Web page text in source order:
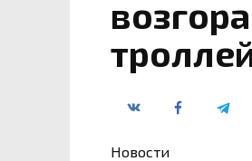
Новости